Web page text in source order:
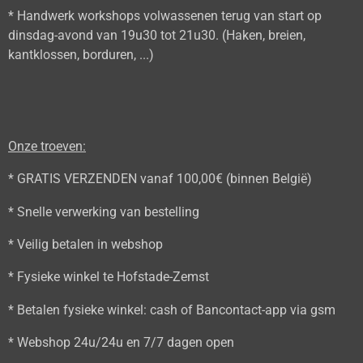
* Handwerk workshops volwassenen terug van start op
dinsdag-avond van 19u30 tot 21u30. (Haken, breien,
kantklossen, borduren, ...)
Onze troeven:
* GRATIS VERZENDEN vanaf 100,00€ (binnen België)
* Snelle verwerking van bestelling
* Veilig betalen in webshop
* Fysieke winkel te Hofstade-Zemst
* Betalen fysieke winkel: cash of Bancontact-app via gsm
* Webshop 24u/24u en 7/7 dagen open